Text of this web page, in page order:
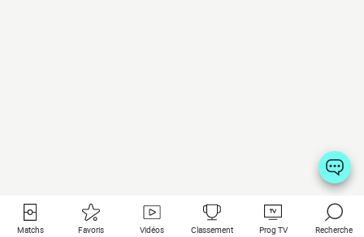
Matchs Favoris Vidéos Classement Prog TV Recherche